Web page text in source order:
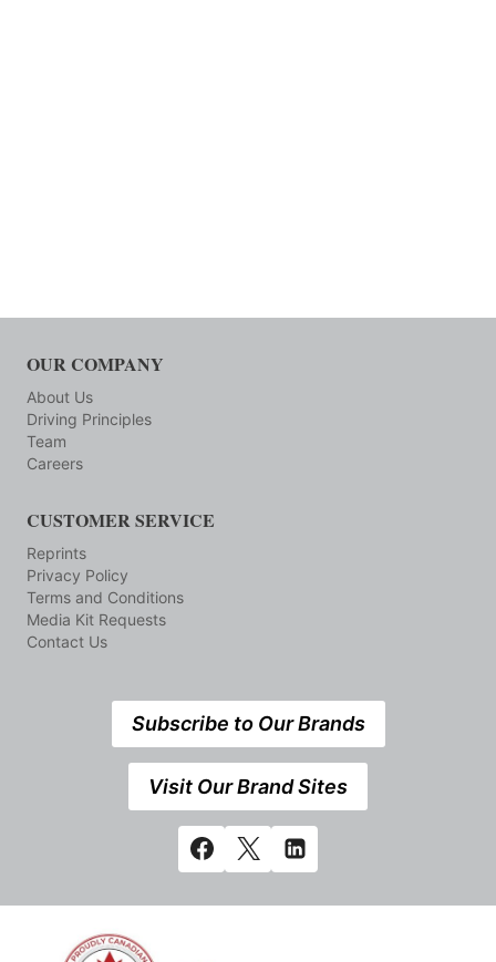
OUR COMPANY
About Us
Driving Principles
Team
Careers
CUSTOMER SERVICE
Reprints
Privacy Policy
Terms and Conditions
Media Kit Requests
Contact Us
Subscribe to Our Brands
Visit Our Brand Sites